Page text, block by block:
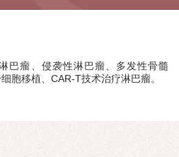
巴瘤、侵袭性淋巴瘤、多发性骨髓
胞移植、CAR-T技术治疗淋巴瘤。